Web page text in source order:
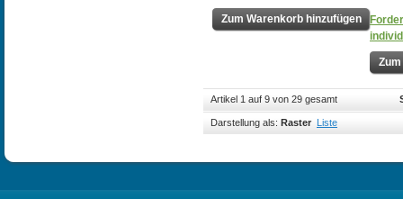
Zum Warenkorb hinzufügen
Artikel 1 auf 9 von 29 gesamt
Darstellung als: Raster Liste